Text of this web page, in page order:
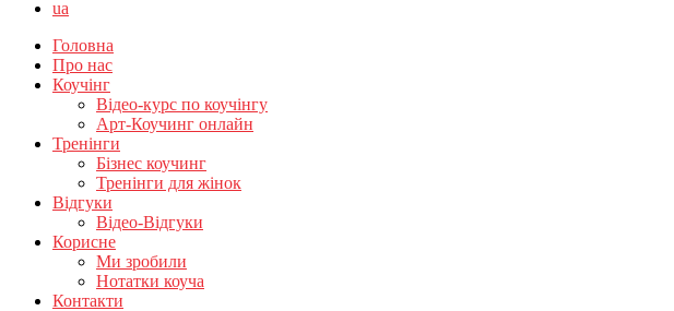
ua
Головна
Про нас
Коучінг
Відео-курс по коучінгу
Арт-Коучинг онлайн
Тренінги
Бізнес коучинг
Тренінги для жінок
Відгуки
Відео-Відгуки
Корисне
Ми зробили
Нотатки коуча
Контакти